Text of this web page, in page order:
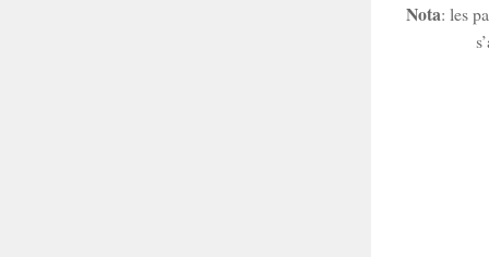
Nota: les